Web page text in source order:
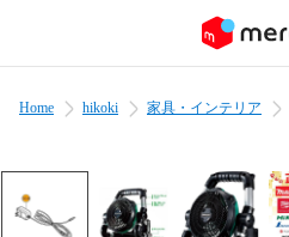
Home hikoki 家具・インテリア